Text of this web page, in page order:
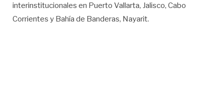
interinstitucionales en Puerto Vallarta, Jalisco, Cabo
Corrientes y Bahía de Banderas, Nayarit.